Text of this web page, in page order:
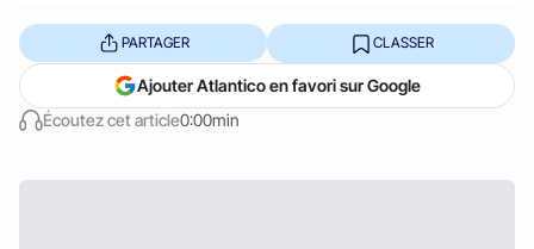
Écoutez cet article0:00min
PARTAGER CLASSER
Ajouter Atlantico en favori sur Google